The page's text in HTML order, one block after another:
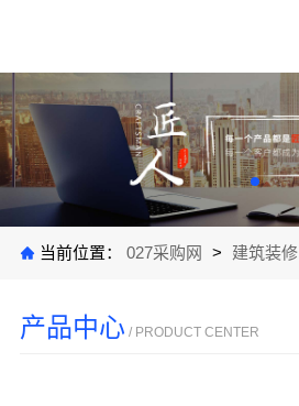
当前位置： 027采购网 > 建筑装修
产品中心 / PRODUCT CENTER